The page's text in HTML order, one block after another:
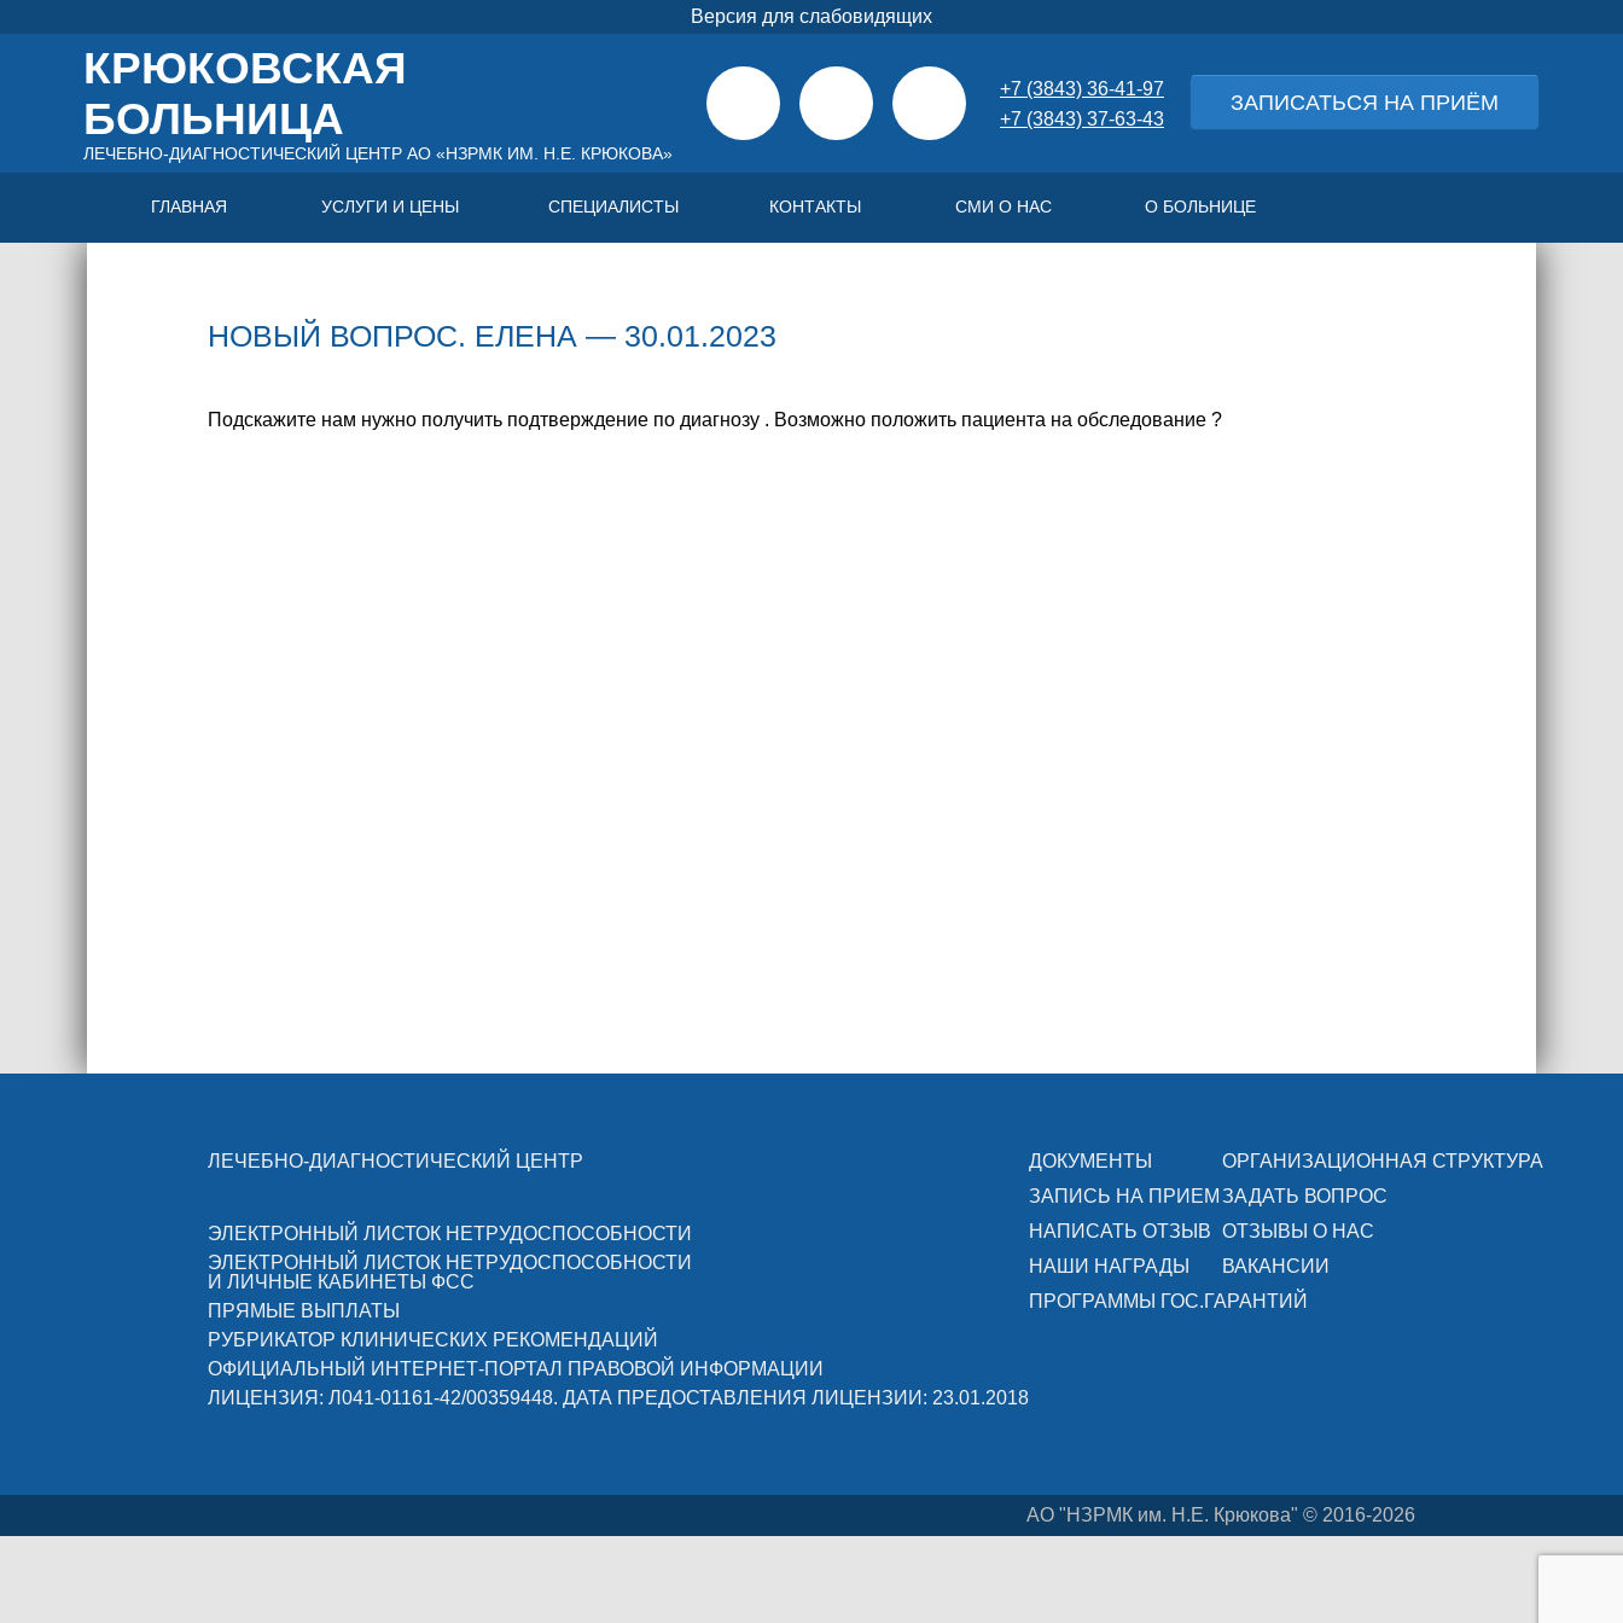
Версия для слабовидящих
КРЮКОВСКАЯ
БОЛЬНИЦА
ЛЕЧЕБНО-ДИАГНОСТИЧЕСКИЙ ЦЕНТР АО «НЗРМК ИМ. Н.Е. КРЮКОВА»
+7 (3843) 36-41-97
+7 (3843) 37-63-43
ЗАПИСАТЬСЯ НА ПРИЁМ
ГЛАВНАЯ УСЛУГИ И ЦЕНЫ СПЕЦИАЛИСТЫ КОНТАКТЫ СМИ О НАС О БОЛЬНИЦЕ
НОВЫЙ ВОПРОС. ЕЛЕНА — 30.01.2023
Подскажите нам нужно получить подтверждение по диагнозу . Возможно положить пациента на обследование ?
ЛЕЧЕБНО-ДИАГНОСТИЧЕСКИЙ ЦЕНТР
ЭЛЕКТРОННЫЙ ЛИСТОК НЕТРУДОСПОСОБНОСТИ
ЭЛЕКТРОННЫЙ ЛИСТОК НЕТРУДОСПОСОБНОСТИ
И ЛИЧНЫЕ КАБИНЕТЫ ФСС
ПРЯМЫЕ ВЫПЛАТЫ
РУБРИКАТОР КЛИНИЧЕСКИХ РЕКОМЕНДАЦИЙ
ОФИЦИАЛЬНЫЙ ИНТЕРНЕТ-ПОРТАЛ ПРАВОВОЙ ИНФОРМАЦИИ
ЛИЦЕНЗИЯ: Л041-01161-42/00359448. ДАТА ПРЕДОСТАВЛЕНИЯ ЛИЦЕНЗИИ: 23.01.2018
ДОКУМЕНТЫ
ОРГАНИЗАЦИОННАЯ СТРУКТУРА
ЗАПИСЬ НА ПРИЕМ ЗАДАТЬ ВОПРОС
НАПИСАТЬ ОТЗЫВ ОТЗЫВЫ О НАС
НАШИ НАГРАДЫ
ВАКАНСИИ
ПРОГРАММЫ ГОС.ГАРАНТИЙ
АО "НЗРМК им. Н.Е. Крюкова" © 2016-2026